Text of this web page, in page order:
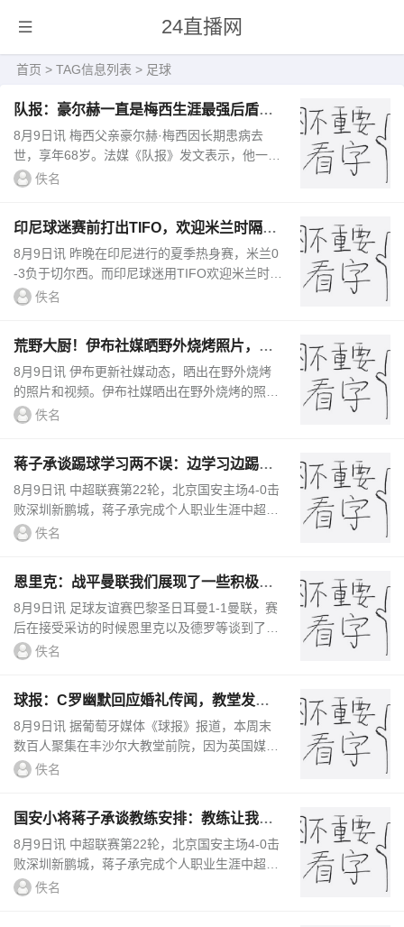
24直播网
首页 > TAG信息列表 > 足球
队报：豪尔赫一直是梅西生涯最强后盾，
曾为儿子利益四处奔走谈判
8月9日讯 梅西父亲豪尔赫·梅西因长期患病去
世，享年68岁。法媒《队报》发文表示，他一直
是梅西坚定不移的后盾。梅西圈子里没有人会否
佚名
印尼球迷赛前打出TIFO，欢迎米兰时隔32
年后重返雅加达踢比赛
8月9日讯 昨晚在印尼进行的夏季热身赛，米兰0
-3负于切尔西。而印尼球迷用TIFO欢迎米兰时隔
32年后重返雅加达。在比赛开始前，印尼的米兰
佚名
荒野大厨！伊布社媒晒野外烧烤照片，里
贝里、亨利等人点赞
8月9日讯 伊布更新社媒动态，晒出在野外烧烤
的照片和视频。伊布社媒晒出在野外烧烤的照片
和视频，配文：“荒野大厨。”里贝里、亨利等人
佚名
蒋子承谈踢球学习两不误：边学习边踢球
可以换换脑子，很有意思
8月9日讯 中超联赛第22轮，北京国安主场4-0击
败深圳新鹏城，蒋子承完成个人职业生涯中超首
秀。据“北青体育”报道，蒋子承在采访中表示自
佚名
恩里克：战平曼联我们展现了一些积极因
素 全队会全力备战超级杯
8月9日讯 足球友谊赛巴黎圣日耳曼1-1曼联，赛
后在接受采访的时候恩里克以及德罗等谈到了对
比赛的看法。恩里克说：“我们展现了一些积极
佚名
球报：C罗幽默回应婚礼传闻，教堂发布
另一对新人婚礼照片
8月9日讯 据葡萄牙媒体《球报》报道，本周末
数百人聚集在丰沙尔大教堂前院，因为英国媒体
《太阳报》上周称这里是C罗与乔治娜举办婚礼
佚名
国安小将蒋子承谈教练安排：教练让我不
停地跑，跑死他们
8月9日讯 中超联赛第22轮，北京国安主场4-0击
败深圳新鹏城，蒋子承完成个人职业生涯中超首
秀。据“北京体育广播”报道，蒋子承在接受采访
佚名